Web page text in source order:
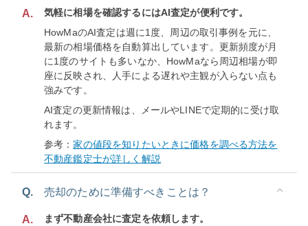
A.
気軽に相場を確認するにはAI査定が便利です。
HowMaのAI査定は週に1度、周辺の取引事例を元に、
最新の相場価格を自動算出しています。更新頻度が月
に1度のサイトも多いなか、HowMaなら周辺相場が即
座に反映され、人手による遅れや主観が入らない点も
強みです。
AI査定の更新情報は、メールやLINEで定期的に受け取
れます。
参考：家の値段を知りたいときに価格を調べる方法を
不動産鑑定士が詳しく解説
Q. 売却のために準備すべきことは？
A.
まず不動産会社に査定を依頼します。